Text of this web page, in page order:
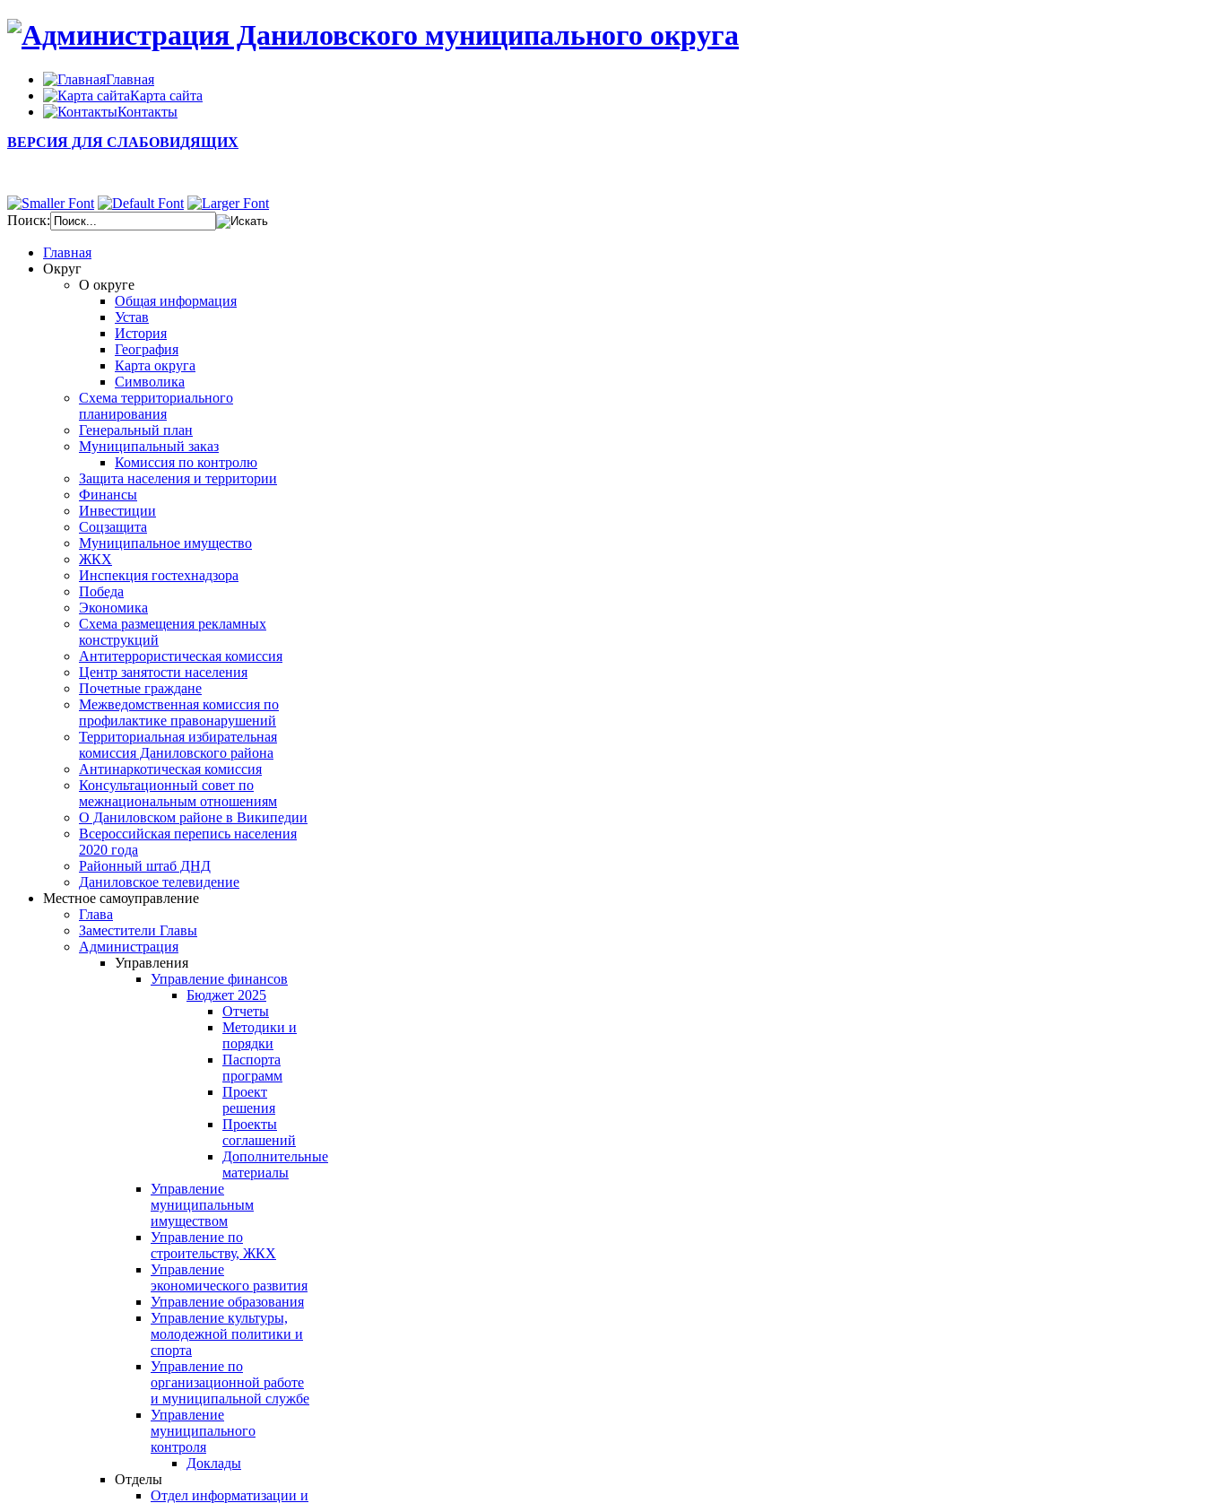
Главная
Карта сайта
Контакты
ВЕРСИЯ ДЛЯ СЛАБОВИДЯЩИХ
Поиск:
Главная
Округ
О округе
Общая информация
Устав
История
География
Карта округа
Символика
Схема территориального
планирования
Генеральный план
Муниципальный заказ
Комиссия по контролю
Защита населения и территории
Финансы
Инвестиции
Соцзащита
Муниципальное имущество
ЖКХ
Инспекция гостехнадзора
Победа
Экономика
Схема размещения рекламных
конструкций
Антитеррористическая комиссия
Центр занятости населения
Почетные граждане
Межведомственная комиссия по
профилактике правонарушений
Территориальная избирательная
комиссия Даниловского района
Антинаркотическая комиссия
Консультационный совет по
межнациональным отношениям
О Даниловском районе в Википедии
Всероссийская перепись населения
2020 года
Районный штаб ДНД
Даниловское телевидение
Местное самоуправление
Глава
Заместители Главы
Администрация
Управления
Управление финансов
Бюджет 2025
Отчеты
Методики и
порядки
Паспорта
программ
Проект
решения
Проекты
соглашений
Дополнительные
материалы
Управление
муниципальным
имуществом
Управление по
строительству, ЖКХ
Управление
экономического развития
Управление образования
Управление культуры,
молодежной политики и
спорта
Управление по
организационной работе
и муниципальной службе
Управление
муниципального
контроля
Доклады
Отделы
Отдел информатизации и